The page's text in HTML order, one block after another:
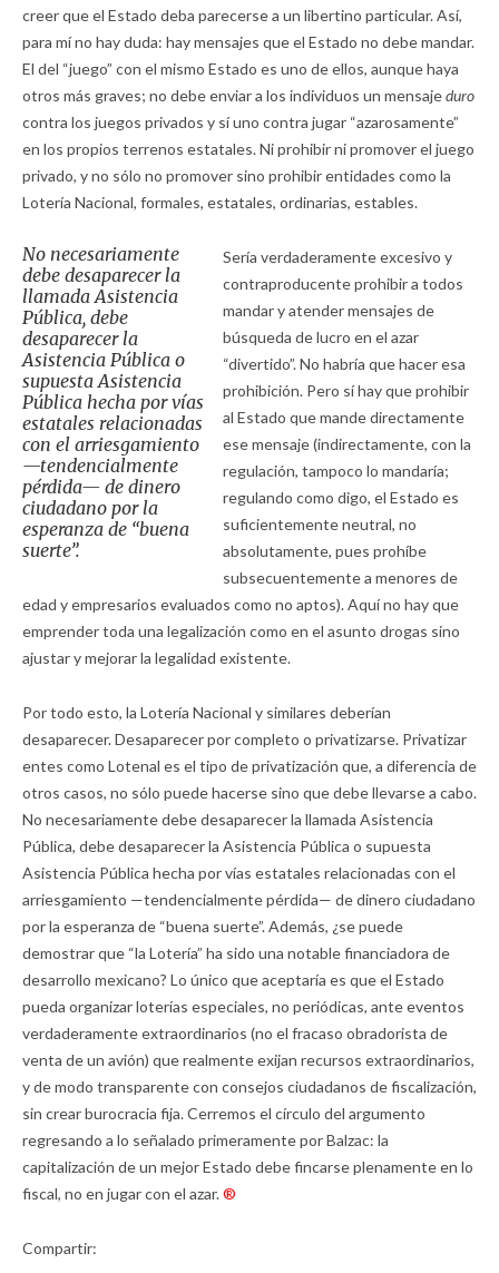
creer que el Estado deba parecerse a un libertino particular. Así,
para mí no hay duda: hay mensajes que el Estado no debe mandar.
El del “juego” con el mismo Estado es uno de ellos, aunque haya
otros más graves; no debe enviar a los individuos un mensajeduro
contra los juegos privados y sí uno contra jugar “azarosamente”
en los propios terrenos estatales. Ni prohibir ni promover el juego
privado, y no sólo no promover sino prohibir entidades como la
Lotería Nacional, formales, estatales, ordinarias, estables.
No necesariamente
debe desaparecer la
llamada Asistencia
Pública, debe
desaparecer la
Asistencia Pública o
supuesta Asistencia
Pública hecha por vías
estatales relacionadas
con el arriesgamiento
—tendencialmente
pérdida— de dinero
ciudadano por la
esperanza de “buena
suerte”.
Sería verdaderamente excesivo y
contraproducente prohibir a todos
mandar y atender mensajes de
búsqueda de lucro en el azar
“divertido”. No habría que hacer esa
prohibición. Pero sí hay que prohibir
al Estado que mande directamente
ese mensaje (indirectamente, con la
regulación, tampoco lo mandaría;
regulando como digo, el Estado es
suficientemente neutral, no
absolutamente, pues prohíbe
subsecuentemente a menores de
edad y empresarios evaluados como no aptos). Aquí no hay que
emprender toda una legalización como en el asunto drogas sino
ajustar y mejorar la legalidad existente.
Por todo esto, la Lotería Nacional y similares deberían
desaparecer. Desaparecer por completo o privatizarse. Privatizar
entes como Lotenal es el tipo de privatización que, a diferencia de
otros casos, no sólo puede hacerse sino que debe llevarse a cabo.
No necesariamente debe desaparecer la llamada Asistencia
Pública, debe desaparecer la Asistencia Pública o supuesta
Asistencia Pública hecha por vías estatales relacionadas con el
arriesgamiento —tendencialmente pérdida— de dinero ciudadano
por la esperanza de “buena suerte”. Además, ¿se puede
demostrar que “la Lotería” ha sido una notable financiadora de
desarrollo mexicano? Lo único que aceptaría es que el Estado
pueda organizar loterías especiales, no periódicas, ante eventos
verdaderamente extraordinarios (no el fracaso obradorista de
venta de un avión) que realmente exijan recursos extraordinarios,
y de modo transparente con consejos ciudadanos de fiscalización,
sin crear burocracia fija. Cerremos el círculo del argumento
regresando a lo señalado primeramente por Balzac: la
capitalización de un mejor Estado debe fincarse plenamente en lo
fiscal, no en jugar con el azar.®
Compartir: